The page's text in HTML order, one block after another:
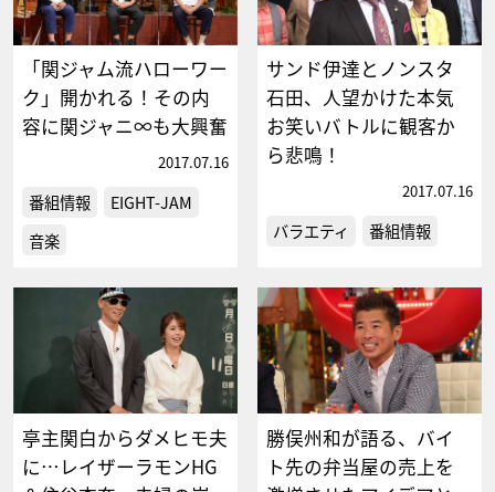
「関ジャム流ハローワー
ク」開かれる！その内
容に関ジャニ∞も大興奮
2017.07.16
番組情報
EIGHT-JAM
音楽
サンド伊達とノンスタ
石田、人望かけた本気
お笑いバトルに観客か
ら悲鳴！
2017.07.16
バラエティ 番組情報
亭主関白からダメヒモ夫
に…レイザーラモンHG
勝俣州和が語る、バイ
ト先の弁当屋の売上を